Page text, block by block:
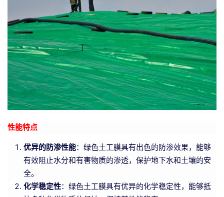
性能特点
优异的防渗性能：绿色土工膜具有出色的防渗效果，能够
有效阻止水分和有害物质的渗透，保护地下水和土壤的安
全。
化学稳定性：绿色土工膜具有优异的化学稳定性，能够抵